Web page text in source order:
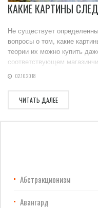
КАКИЕ КАРТИНЫ
Не существует
вопросы о том, какие
теории их можно купить
соответствующем
02.10.2018
ЧИТАТЬ ДАЛЕЕ
Абстракционизм
Авангард